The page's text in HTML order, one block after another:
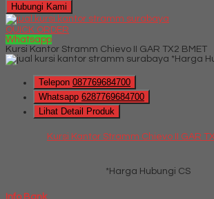
Hubungi Kami
QUICK ORDER
Whatsapp
Kursi Kantor Stramm Chievo II GAR TX2 BMET
*Harga
Telepon 087769684700
Whatsapp 6287769684700
Lihat Detail Produk
Kursi Kantor Stramm Chievo II GAR
*Harga Hubungi CS